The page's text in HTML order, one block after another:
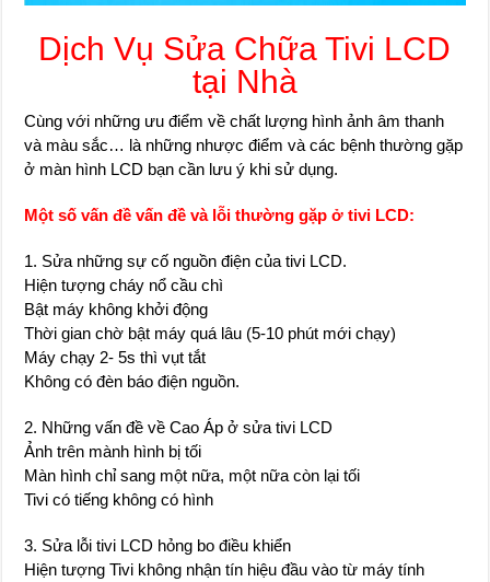
Dịch Vụ Sửa Chữa Tivi LCD
tại Nhà
Cùng với những ưu điểm về chất lượng hình ảnh âm thanh
và màu sắc… là những nhược điểm và các bệnh thường gặp
ở màn hình LCD bạn cần lưu ý khi sử dụng.
Một số vấn đề vấn đề và lỗi thường gặp ở tivi LCD:
1. Sửa những sự cố nguồn điện của tivi LCD.
Hiện tượng cháy nổ cầu chì
Bật máy không khởi động
Thời gian chờ bật máy quá lâu (5-10 phút mới chạy)
Máy chạy 2- 5s thì vụt tắt
Không có đèn báo điện nguồn.
2. Những vấn đề về Cao Áp ở sửa tivi LCD
Ảnh trên mành hình bị tối
Màn hình chỉ sang một nữa, một nữa còn lại tối
Tivi có tiếng không có hình
3. Sửa lỗi tivi LCD hỏng bo điều khiển
Hiện tượng Tivi không nhận tín hiệu đầu vào từ máy tính